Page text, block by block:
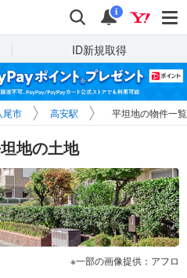
検索 通知
i
ID新規取得
尾市 高安駅 平坦地の物件一覧
地の土地
一部の画像提供：アフロ